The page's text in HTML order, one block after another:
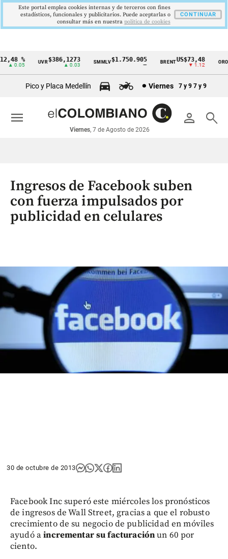
Cintillo
económicos
Colombia
%
▲ 0.05
UVR$386,1273
▲ 0.03
SMMLV$1.750.905 BRENTUS$73,48
▼ 1.12
ORO
Pico y Placa Medellín Viernes 7 y 9 7 y 9
person search
Viernes, 7 de Agosto de 2026
menu
Ingresos de Facebook suben
con fuerza impulsados por
publicidad en celulares
30 de octubre de 2013
Facebook Inc superó este miércoles los pronósticos
de ingresos de Wall Street, gracias a que el robusto
crecimiento de su negocio de publicidad en móviles
ayudó aincrementar su facturaciónun 60 por
ciento.
Este portal emplea cookies internas y de terceros con fines
estadísticos, funcionales y publicitarios. Puede aceptarlas o
consultar más en nuestra politica de cookies
CONTINUAR